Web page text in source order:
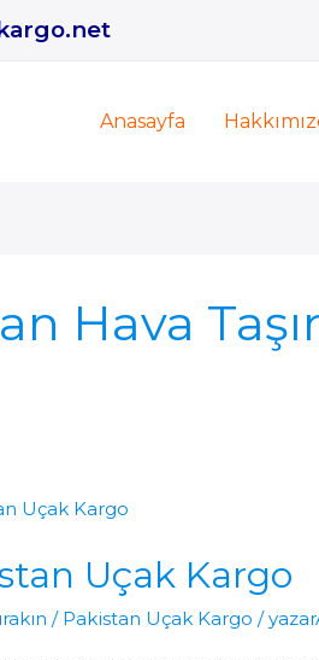
Anasayfa
Hava
Uçak Kargo
/ Pakistan Uçak Kargo /